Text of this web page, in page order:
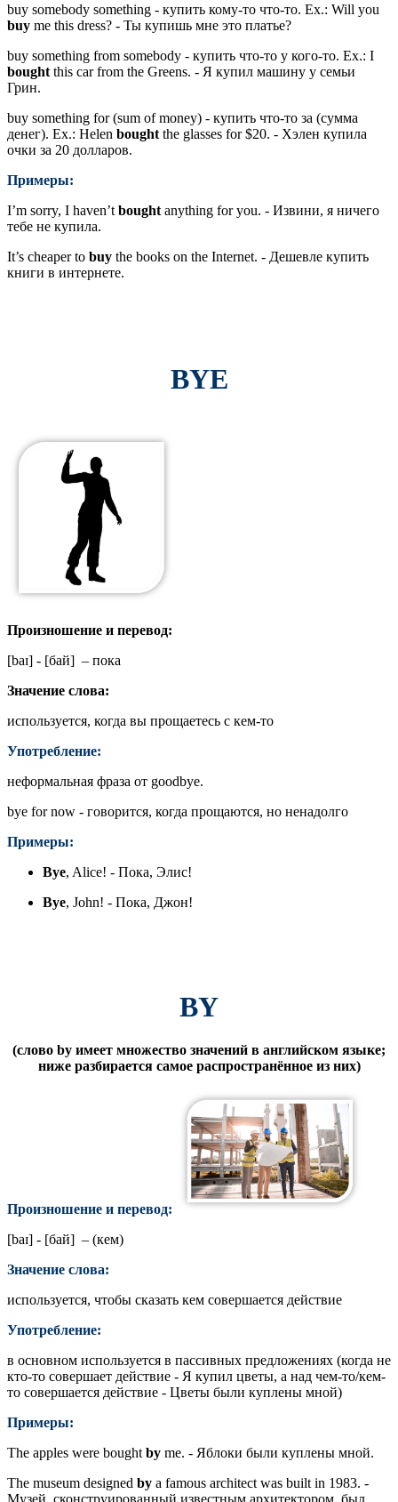
buy somebody something - купить кому-то что-то. Ex.: Will you
buy me this dress? - Ты купишь мне это платье?
buy something from somebody - купить что-то у кого-то. Ex.: I
bought this car from the Greens. - Я купил машину у семьи
Грин.
buy something for (sum of money) - купить что-то за (сумма
денег). Ex.: Helen bought the glasses for $20. - Хэлен купила
очки за 20 долларов.
Примеры:
I’m sorry, I haven’t bought anything for you. - Извини, я ничего
тебе не купила.
It’s cheaper to buy the books on the Internet. - Дешевле купить
книги в интернете.
BYE
Произношение и перевод:
[baɪ] - [бай] – пока
Значение слова:
используется, когда вы прощаетесь с кем-то
Употребление:
неформальная фраза от goodbye.
bye for now - говорится, когда прощаются, но ненадолго
Примеры:
Bye, Alice! - Пока, Элис!
Bye, John! - Пока, Джон!
BY
(слово by имеет множество значений в английском языке;
ниже разбирается самое распространённое из них)
Произношение и перевод:
[baɪ] - [бай] – (кем)
Значение слова:
используется, чтобы сказать кем совершается действие
Употребление:
в основном используется в пассивных предложениях (когда не
кто-то совершает действие - Я купил цветы, а над чем-то/кем-
то совершается действие - Цветы были куплены мной)
Примеры:
The apples were bought by me. - Яблоки были куплены мной.
The museum designed by a famous architect was built in 1983. -
Музей, сконструированный известным архитектором, был